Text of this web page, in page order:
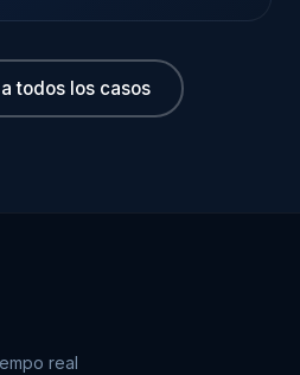
todos los casos
real